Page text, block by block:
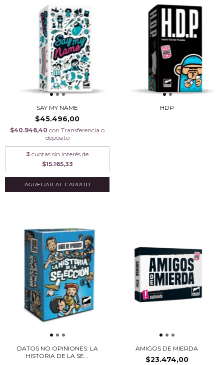
SAY MY NAME
$45.496,00
$40.946,40 con Transferencia o
depósito
3 cuotas sin interés de
$15.165,33
HDP
DATOS NO OPINIONES: LA
HISTORIA DE LA SE...
AMIGOS DE MIERDA
$23.474,00